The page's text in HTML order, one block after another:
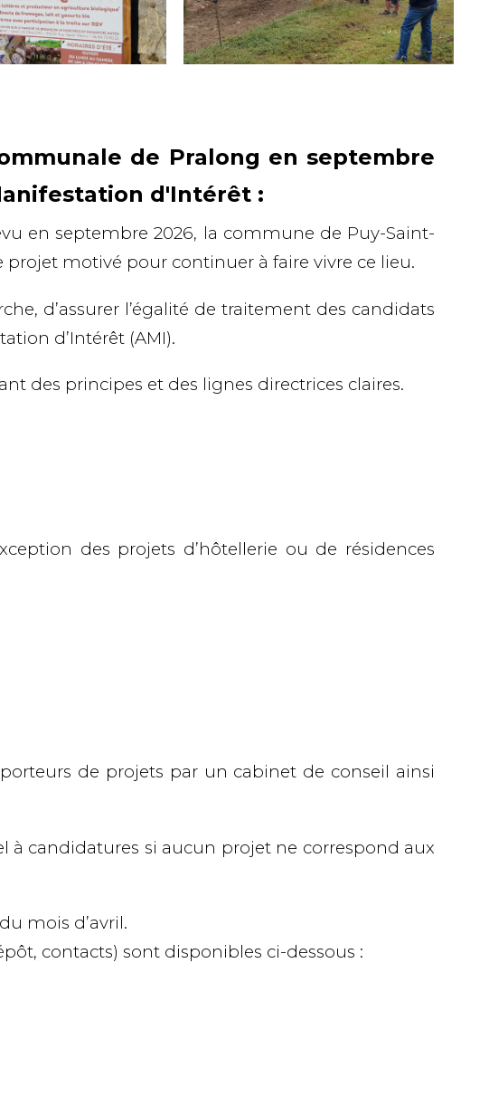
de Pralong en septembre
d'Intérêt :
enseptembre 2026, la commune de Puy-Saint-
projet motivé pour continuer à faire vivre ce lieu.
, d’assurer l’égalité de traitement des candidats
d’Intérêt (AMI).
des principes et des lignes directrices claires.
des projets d’hôtellerie ou de résidences
de projets par un cabinet de conseil ainsi
à candidatures si aucun projet ne correspond aux
mois d’avril.
contacts) sont disponibles ci-dessous :